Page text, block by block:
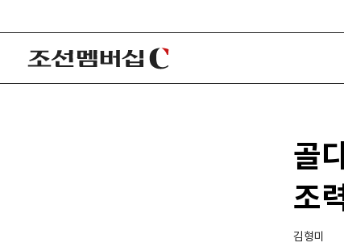
골
조
김형미